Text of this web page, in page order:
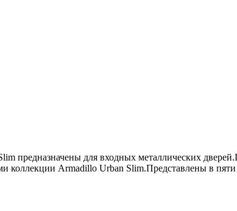
предназначены для входных металлических
коллекции Armadillo Urban Slim.Представлены в